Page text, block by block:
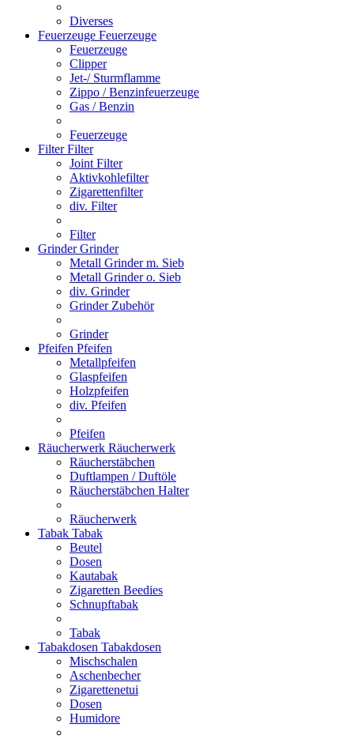
Diverses
Feuerzeuge Feuerzeuge
Feuerzeuge
Clipper
Jet-/ Sturmflamme
Zippo / Benzinfeuerzeuge
Gas / Benzin
Feuerzeuge
FilterFilter
Joint Filter
Aktivkohlefilter
Zigarettenfilter
div. Filter
Filter
GrinderGrinder
Metall Grinder m. Sieb
Metall Grinder o. Sieb
div. Grinder
Grinder Zubehör
Grinder
Pfeifen Pfeifen
Metallpfeifen
Glaspfeifen
Holzpfeifen
div. Pfeifen
Pfeifen
Räucherwerk Räucherwerk
Räucherstäbchen
Duftlampen / Duftöle
Räucherstäbchen Halter
Räucherwerk
Tabak Tabak
Beutel
Dosen
Kautabak
Zigaretten Beedies
Schnupftabak
Tabak
Tabakdosen Tabakdosen
Mischschalen
Aschenbecher
Zigarettenetui
Dosen
Humidore